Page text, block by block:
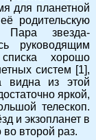
для планетной
родительскую
Пара звезда-
руководящим
хорошо
систем [1],
видна из этой
яркой,
телескоп.
и экзопланет в
во второй раз.